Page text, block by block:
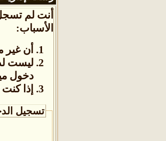
أنت لم
الأسباب:
أن
ليست
دخول
إذا
تسجيل